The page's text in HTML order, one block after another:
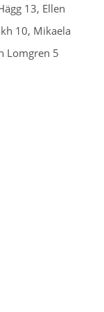
13, Ellen
10, Mikaela
Lomgren 5